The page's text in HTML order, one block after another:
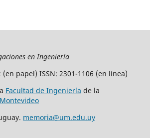
en Ingeniería
(en papel) ISSN: 2301-1106 (en línea)
Facultad de Ingeniería de la
memoria@um.edu.uy